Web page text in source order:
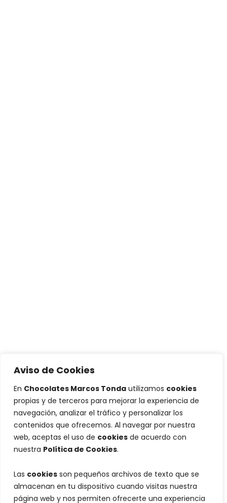
Aviso de Cookies
En Chocolates Marcos Tonda utilizamos cookies
propias y de terceros para mejorar la experiencia de
navegación, analizar el tráfico y personalizar los
contenidos que ofrecemos. Al navegar por nuestra
web, aceptas el uso de cookies de acuerdo con
nuestra Política de Cookies.
Las cookies son pequeños archivos de texto que se
almacenan en tu dispositivo cuando visitas nuestra
página web y nos permiten ofrecerte una experiencia